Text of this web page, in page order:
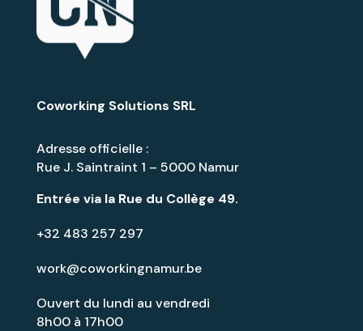
Coworking Solutions SRL
Adresse officielle :
Rue J. Saintraint 1 – 5000 Namur
Entrée via la Rue du Collège 49.
+32 483 257 297
work@coworkingnamur.be
Ouvert du lundi au vendredi
8h00 à 17h00